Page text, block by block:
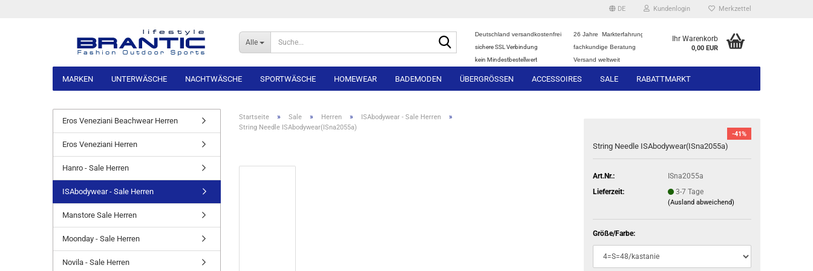
DE Kundenlogin Merkzettel
Alle
Suche...Deutschland versandkostenfrei
26 Jahre Markterfahrung
sichere SSL Verbindung
fachkundige Beratung
kein Mindestbestellwert
Versand weltweit
Ihr Warenkorb
0,00 EUR
MARKEN UNTERWÄSCHE NACHTWÄSCHE SPORTWÄSCHE HOMEWEAR BADEMODEN ÜBERGRÖSSEN ACCESSOIRES SALE RABATTMARKT
Startseite » Sale » Herren » ISAbodywear - Sale Herren »
String Needle ISAbodywear(ISna2055a)
-41%
String Needle ISAbodywear(ISna2055a)
Art.Nr.:
ISna2055a
Lieferzeit:
3-7 Tage
(Ausland abweichend)
Größe/Farbe:
Eros Veneziani Beachwear Herren
Eros Veneziani Herren
Hanro - Sale Herren
ISAbodywear - Sale Herren
Manstore Sale Herren
Moonday - Sale Herren
Novila - Sale Herren